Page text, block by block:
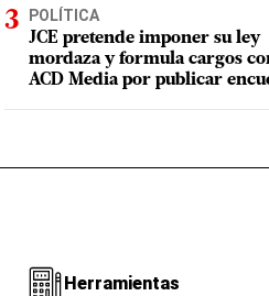
POLÍTICA
JCE pretende imponer su ley
mordaza y formula cargos
ACD Media por publicar
Herramientas